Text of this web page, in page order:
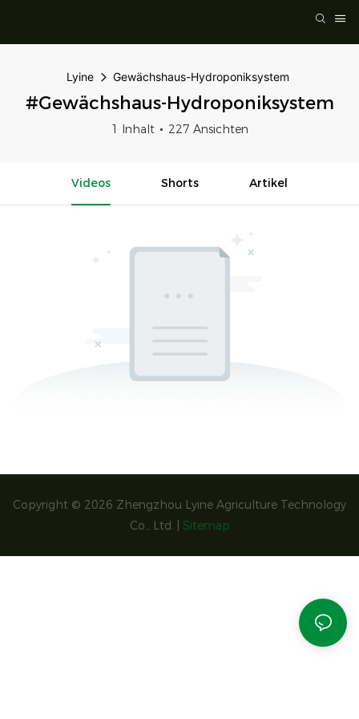
Lyine Gewächshaus-Hydroponiksystem
#Gewächshaus-Hydroponiksystem
1 Inhalt 227 Ansichten
Videos Shorts Artikel
Copyright © 2026 Zhengzhou Lyine Agriculture Technology
Co., Ltd. |
Sitemap